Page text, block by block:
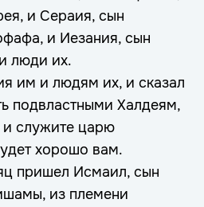
и Сераия, сын
и Иезания, сын
люди их.
им и людям их, и сказал
подвластными Халдеям,
и служите царю
хорошо вам.
пришел Исмаил, сын
из племени